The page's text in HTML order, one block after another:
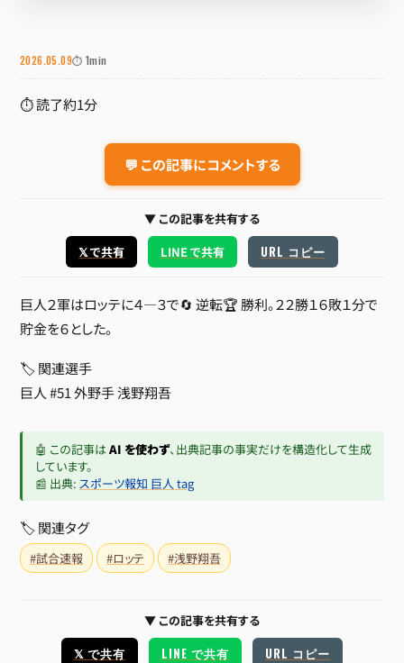
2026.05.09⏱ 1min
⏱ 読了約1分
💬 この記事にコメントする
▼ この記事を共有する
𝕏 で共有
LINE で共有 URL コピー
巨人２軍はロッテに４―３で🔄 逆転🏆 勝利。２２勝１６敗１分で
貯金を６とした。
🏷 関連選手
巨人 #51 外野手浅野翔吾
🤖 この記事はAI を使わず、出典記事の事実だけを構造化して生成
しています。
📰 出典: スポーツ報知 巨人 tag
🏷 関連タグ
#試合速報 #ロッテ #浅野翔吾
▼ この記事を共有する
𝕏 で共有 LINE で共有 URL コピー